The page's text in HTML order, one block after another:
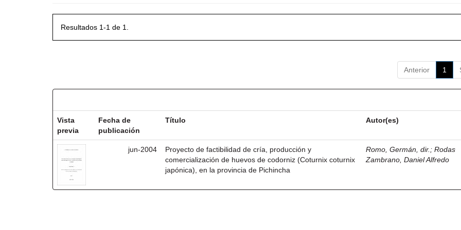
Resultados 1-1 de 1.
Anterior 1
Vista
previa
Fecha de
publicación
Título Autor(es)
jun-2004
Proyecto de factibilidad de cría, producción y
comercialización de huevos de codorniz (Coturnix coturnix
japónica), en la provincia de Pichincha
Romo, Germán, dir. ;Rodas
Zambrano, Daniel Alfredo